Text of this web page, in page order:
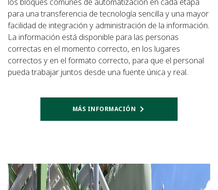
para una transferencia de tecnología sencilla y una mayor
facilidad de integración y administración de la información.
La información está disponible para las personas
correctas en el momento correcto, en los lugares
correctos y en el formato correcto, para que el personal
pueda trabajar juntos desde una fuente única y real.
MÁS INFORMACIÓN